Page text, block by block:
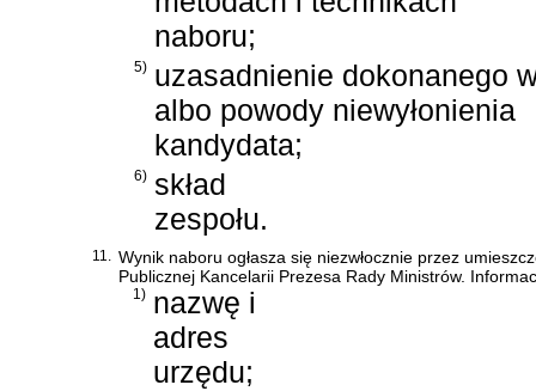
naboru;
5) uzasadnienie dokonanego
albo powody niewyłonienia
kandydata;
6) skład
zespołu.
11. Wynik naboru ogłasza się niezwłocznie przez
Publicznej Kancelarii Prezesa Rady Ministrów.
1) nazwę i
adres
urzędu;